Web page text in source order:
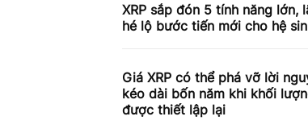
XRP sắp đón 5 tính năng lớn,
hé lộ bước tiến mới cho hệ
Giá XRP có thể phá vỡ lời
kéo dài bốn năm khi khối
được thiết lập lại